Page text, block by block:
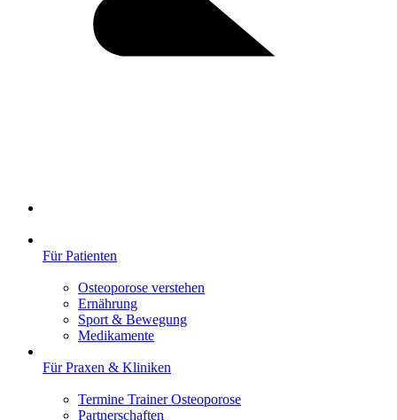
Für Patienten
Osteoporose verstehen
Ernährung
Sport & Bewegung
Medikamente
Für Praxen & Kliniken
Termine Trainer Osteoporose
Partnerschaften